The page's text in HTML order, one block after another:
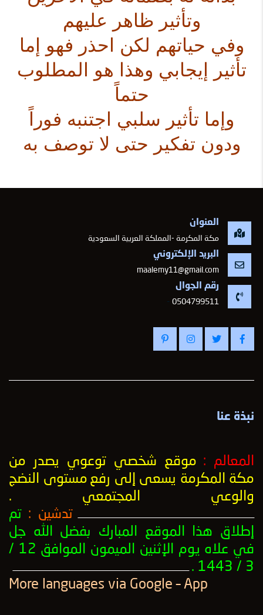
وتأثير ظاهر عليهم
وفي حياتهم لكن احذر فهو إما
تأثير إيجابي وهذا هو المطلوب
حتماً
وإما تأثير سلبي اجتنبه فوراً
ودون تفكير حتى لا توصف به
العنوان
مكة المكرمة -المملكة العربية السعودية
البريد الإلكتروني
maalemy11@gmail.com
رقم الجوال
0504799511
-
نبذة عنا
المعالم : موقع شخصي توعوي يصدر من
مكة المكرمة يسعى إلى رفع مستوى النضج
والوعي المجتمعي .
ــــــــــــــــــــــــــــــــــــــــــــــــــــــــــــــــــــــــــــــــــــــــــــــــــــ تدشين : تم
إطلاق هذا الموقع المبارك بفضل الله جل
في علاه يوم الإثنين الميمون الموافق 12 /
3 / 1443 .
ــــــــــــــــــــــــــــــــــــــــــــــــــــــــــــــــــــــــــــــــــــــــــــــــــــ